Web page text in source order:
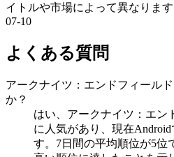
イトルや市場によって異なります
07-10
よくある質問
アークナイツ：エンドフィール
か？
はい、アークナイツ：エン
に人気があり、現在
す。7日間の平均順位が5位